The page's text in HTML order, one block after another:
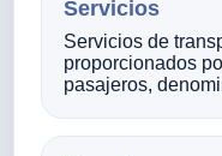
Servicios
Servicios de
proporcionados
pasajeros,